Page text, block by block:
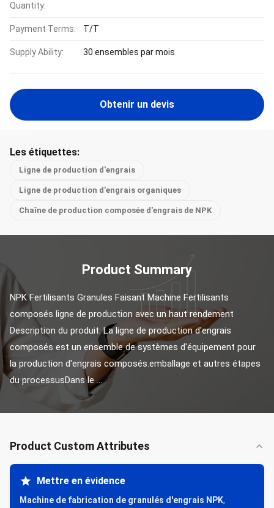
Quantity:
Payment Terms: T/T
Supply Ability: 30 ensembles par mois
Obtenir un devis
Les étiquettes:
Ligne de production d'engrais
Ligne de production d'engrais organiques
Chaîne de production composée d'engrais de NPK
Product Summary
NPK Fertilisants Granules Faisant Machine Fertilisants
composés ligne de production avec un haut rendement
Description du produit: La ligne de production d'engrais
composés est un ensemble de systèmes d'équipement pour
la production d'engrais composés.emballage et autres étapes
du processusDans le ...
Product Custom Attributes
Mettre en évidence
Machine de fabrication de granulés d'engrais NPK,